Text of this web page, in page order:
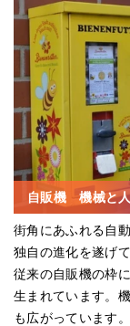
自販機 機械と
街角にあふれる自
独自の進化を遂げ
従来の自販機の枠
生まれています。
も広がっています